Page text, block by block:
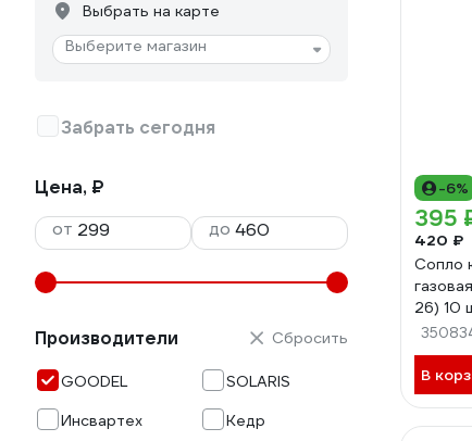
Выбрать на карте
Выберите магазин
Забрать сегодня
Цена, ₽
от
до
Производители
GOODEL
SOLARIS
Инсвартех
Кедр
Сбросить
-6%
395
420 ₽
Сопло
26) 10
В